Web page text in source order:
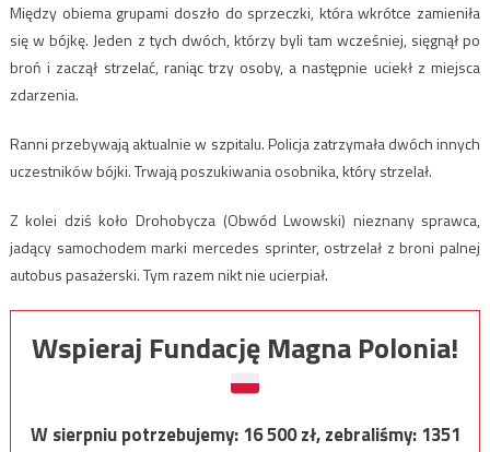
Między obiema grupami doszło do sprzeczki, która wkrótce zamieniła
się w bójkę. Jeden z tych dwóch, którzy byli tam wcześniej, sięgnął po
broń i zaczął strzelać, raniąc trzy osoby, a następnie uciekł z miejsca
zdarzenia.
Ranni przebywają aktualnie w szpitalu. Policja zatrzymała dwóch innych
uczestników bójki. Trwają poszukiwania osobnika, który strzelał.
Z kolei dziś koło Drohobycza (Obwód Lwowski) nieznany sprawca,
jadący samochodem marki mercedes sprinter, ostrzelał z broni palnej
autobus pasażerski. Tym razem nikt nie ucierpiał.
Wspieraj Fundację Magna Polonia!
W sierpniu potrzebujemy:16 500zł, zebraliśmy:1351